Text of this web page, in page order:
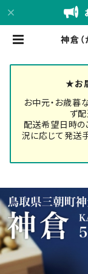
神倉
★お
お中元・お歳暮
ず
配送希望日時の
況に応じて発送